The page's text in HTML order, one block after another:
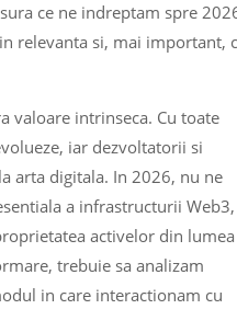
ce ne indreptam spre
relevanta si, mai important,
valoare intrinseca. Cu toate
iar dezvoltatorii si
arta digitala. In 2026, nu ne
a infrastructurii Web3,
activelor din lumea
trebuie sa analizam
in care interactionam cu